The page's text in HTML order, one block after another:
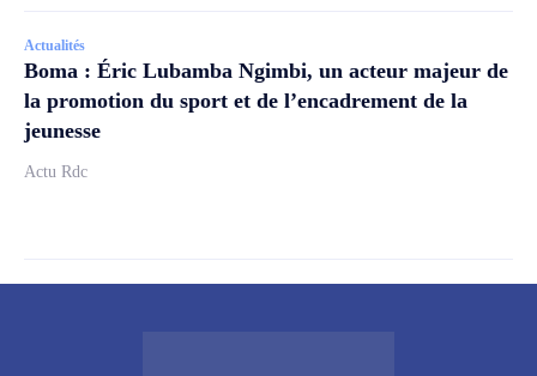
Actualités
Boma : Éric Lubamba Ngimbi, un acteur majeur de
la promotion du sport et de l’encadrement de la
jeunesse
Actu Rdc